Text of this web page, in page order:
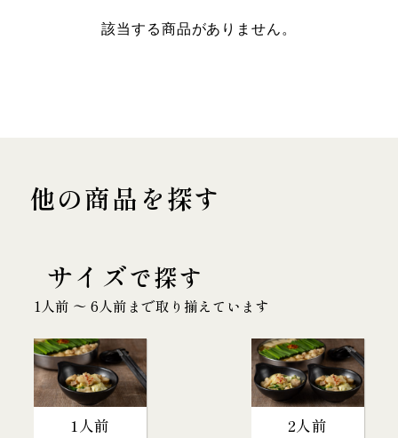
該当する商品がありません。
他の商品を探す
サイズで探す
1人前 〜 6人前まで取り揃えています
1人前 2人前